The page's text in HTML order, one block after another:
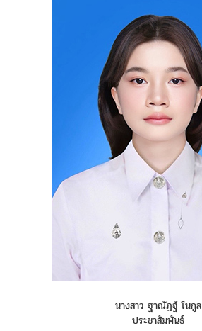
นางสาว ฐาณัฎฐ์ โนกูล
ประชาสัมพันธ์